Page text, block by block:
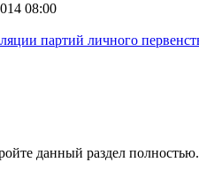
08:00
партий личного
данный раздел полностью.